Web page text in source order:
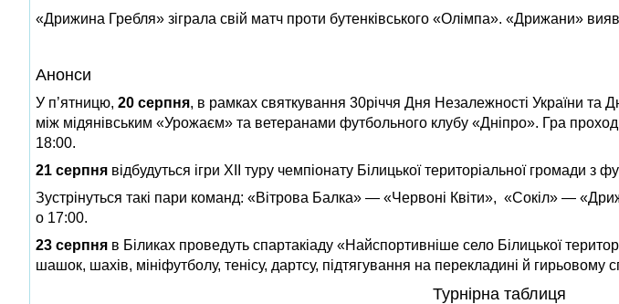
«Дрижина Гребля» зіграла свій матч проти бутенківського «Олімпа». «Дрижани»
Анонси
У п’ятницю, 20 серпня, в рамках святкування 30­річчя Дня Незалежності України та
між мідянівським «Урожаєм» та ветеранами футбольного клубу «Дніпро». Гра
18:00.
21 серпня відбудуться ігри ХІІ туру чемпіонату Білицької територіальної громади з
Зустрінуться такі пари команд: «Вітрова Балка» — «Червоні Квіти», «Сокіл» —
о 17:00.
23 серпня в Біликах проведуть спартакіаду «Найспортивніше село Білицької
шашок, шахів, міні­футболу, тенісу, дартсу, підтягування на перекладині й гирьовому
Турнірна таблиця